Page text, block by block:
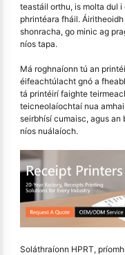
teastáil orthu, is molta dul
phrintéara fháil.
shonracha, go minic ag
níos tapa.
Má roghnaíonn tú an
éifeachtúlacht gnó a
tá printéirí faighte
teicneolaíochtaí nua
seirbhísí cumaisc, agus
níos nuálaíoch.
Soláthraíonn HPRT,